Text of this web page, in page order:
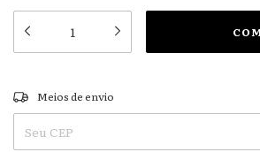
Entregas para o CEP:
Meios de envio